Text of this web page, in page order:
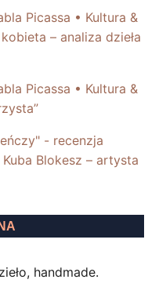
Picassa • Kultura &
– analiza dzieła
Picassa • Kultura &
- recenzja
Kuba Blokesz – artysta
handmade.